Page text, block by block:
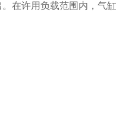
在许用负载范围内，气